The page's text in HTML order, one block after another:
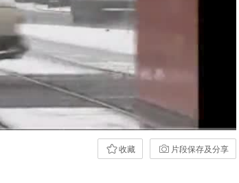
流畅 1x
收藏 片段保存及分享